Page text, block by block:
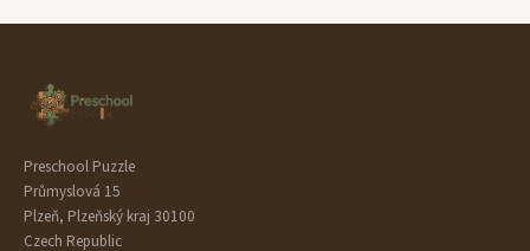
Preschool Puzzle
Průmyslová 15
Plzeň, Plzeňský kraj 30100
Czech Republic